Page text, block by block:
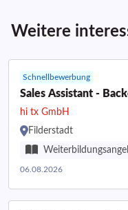
Weitere
Schnellbewerbung
Sales Assistant -
hi tx GmbH
Filderstadt
06.08.2026